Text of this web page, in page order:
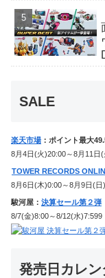
SALE
楽天市場 ：ポイント最大
8月4日(火)20:00～8月11日
TOWER RECORDS
8月6日(木)0:00～8月9日(日
駿河屋： 決算セール第２弾
8/7(金)8:00～8/12(水)7:599
発売日カレン